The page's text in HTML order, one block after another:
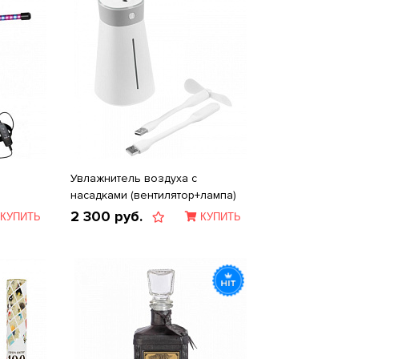
КУПИТЬ
Увлажнитель воздуха с
насадками (вентилятор+лампа)
2 300 руб. КУПИТЬ